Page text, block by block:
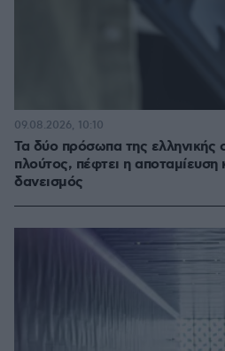
Τα δύο πρόσωπα της ελληνικής
πλούτος, πέφτει η
δανεισμός
09.08.2026, 10:10